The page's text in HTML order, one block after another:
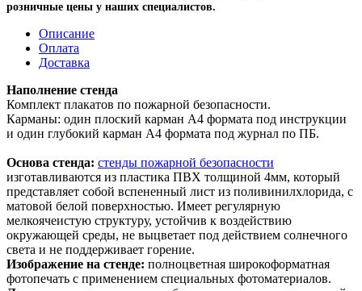
розничные цены у наших специалистов.
Описание
Оплата
Доставка
Наполнение стенда
Комплект плакатов по пожарной безопасности.
Карманы: один плоский карман А4 формата под инструкции
и один глубокий карман А4 формата под журнал по ПБ.
Основа стенда: стенды пожарной безопасности
изготавливаются из пластика ПВХ толщиной 4мм, который
представляет собой вспененный лист из поливинилхлорида, с
матовой белой поверхностью. Имеет регулярную
мелкоячеистую структуру, устойчив к воздействию
окружающей среды, не выцветает под действием солнечного
света и не поддерживает горение.
Изображение на стенде: полноцветная широкоформатная
фотопечать с применением специальных фотоматериалов.